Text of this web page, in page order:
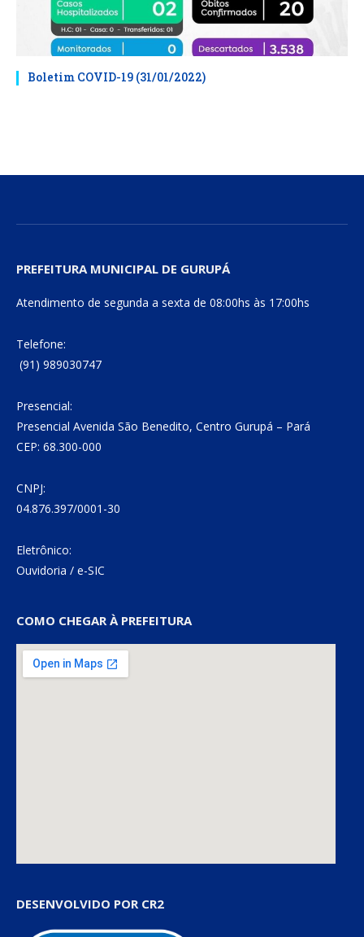
Boletim COVID-19 (31/01/2022)
PREFEITURA MUNICIPAL DE GURUPÁ
Atendimento de segunda a sexta de 08:00hs às 17:00hs
Telefone:
(91) 989030747
Presencial:
Presencial Avenida São Benedito, Centro Gurupá – Pará
CEP: 68.300-000
CNPJ:
04.876.397/0001-30
Eletrônico:
Ouvidoria / e-SIC
COMO CHEGAR À PREFEITURA
DESENVOLVIDO POR CR2